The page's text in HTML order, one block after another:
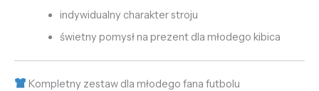
indywidualny charakter stroju
świetny pomysł na prezent dla młodego kibica
Kompletny zestaw dla młodego fana futbolu